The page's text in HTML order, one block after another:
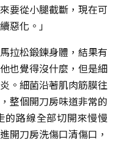
要從小腿截斷，現在可
惡化。」
拉松鍛鍊身體，結果有
也覺得沒什麼，但是細
。細菌沿著肌肉筋膜往
整個開刀房味道非常的
的路線全部切開來慢慢
開刀房洗傷口清傷口，